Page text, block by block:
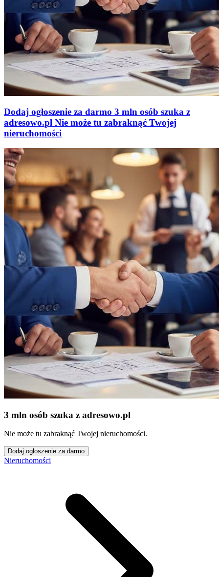
Dodaj ogłoszenie za darmo 3 mln osób szuka z
adresowo.pl Nie może tu zabraknąć Twojej
nieruchomości
3 mln osób szuka z adresowo.pl
Nie może tu zabraknąć Twojej nieruchomości.
Dodaj ogłoszenie za darmo
Nieruchomości